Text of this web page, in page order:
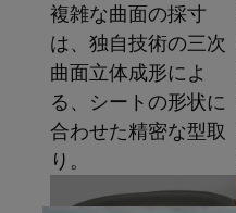
複雑な曲面の採寸
は、独自技術の三次
曲面立体成形によ
る、シートの形状に
合わせた精密な型取
り。